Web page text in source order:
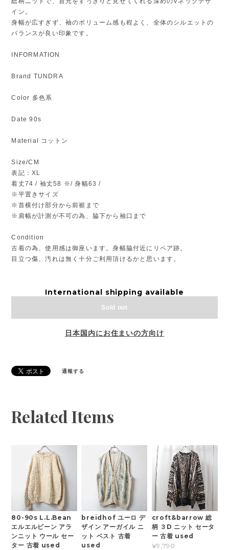
イン。
身幅が広すぎず、袖のボリューム感も程よく、全体のシルエットの
バランスが良い印象です。
INFORMATION
Brand TUNDRA
Color 多色系
Date 90s
Material コットン
Size/CM
表記：XL
着丈74 / 袖丈58 ※/ 身幅63 /
※平置きサイズ
※首横付け部分から前裾まで
※肩幅が計測が不可の為、脇下から袖口まで
Condition
古着の為、使用感は御座います。身幅脇付近にリペア跡。
目立つ傷、汚れは無く十分ご利用頂けるかと思います。
International shipping available
Sold out
日本国内にお住まいの方向け
通報する
Related Items
80-90s L.L.Bean
エルエルビーン アラ
ンニット ウール セー
ター 古着 used
breidhof ユーロ デ
ザイン アーガイル ニ
ット ベスト 古着
used
croft&barrow 総
柄 ３D ニット セータ
ー 古着 used
¥9,790